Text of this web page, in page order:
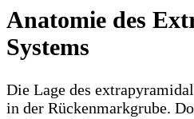
Anatomie des
Systems
Die Lage des
in der Rückenmarkgrube.